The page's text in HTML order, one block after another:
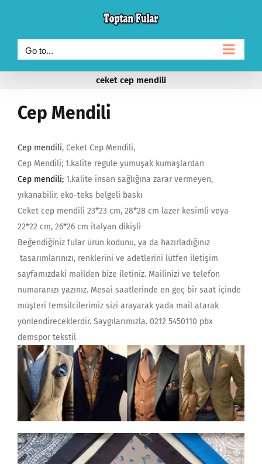
content
Go to...
ceket cep mendili
Cep Mendili
Cep mendili, Ceket Cep Mendili,
Cep Mendili; 1.kalite regule yumuşak kumaşlardan
Cep mendili; 1.kalite insan sağlığına zarar vermeyen,
yıkanabilir, eko-teks belgeli baskı
Ceket cep mendili 23*23 cm, 28*28 cm lazer kesimli veya
22*22 cm, 26*26 cm italyan dikişli
Beğendiğiniz fular ürün kodunu, ya da hazırladığınız
tasarımlarınızı, renklerini ve adetlerini lütfen iletişim
sayfamızdaki mailden bize iletiniz. Mailinizi ve telefon
numaranızı yazınız. Mesai saatlerinde en geç bir saat içinde
müşteri temsilcilerimiz sizi arayarak yada mail atarak
yönlendireceklerdir. Saygılarımızla. 0212 5450110 pbx
demspor tekstil